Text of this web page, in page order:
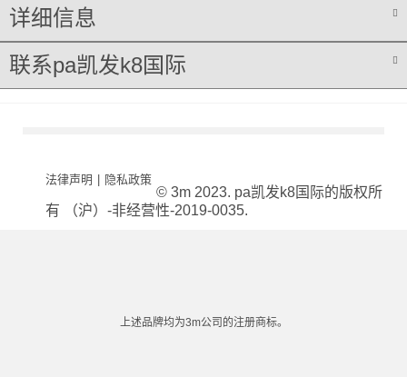
详细信息
联系pa凯发k8国际
法律声明 | 隐私政策
© 3m 2023. pa凯发k8国际的版权所
有 （沪）-非经营性-2019-0035.
上述品牌均为3m公司的注册商标。